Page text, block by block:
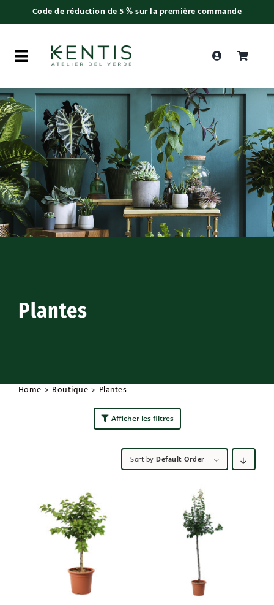
Code de réduction de 5 % sur la première commande
Toggle
Navigation
Recherche
de
produits
Saint Valentin
Plantes
Bonsaï
Plantes
Home Boutique Plantes
Afficher les filtres
Sort byDefault Order